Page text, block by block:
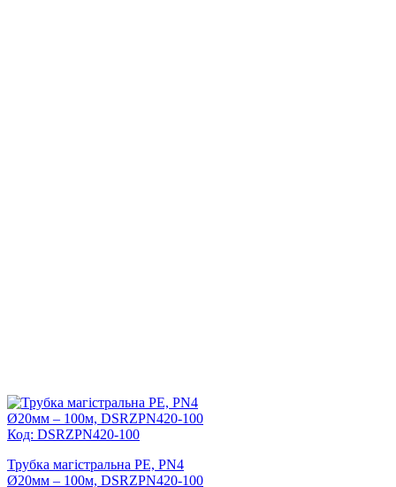
Код: DSRZPN420-100
Трубка магістральна PE, PN4
Ø20мм – 100м, DSRZPN420-100